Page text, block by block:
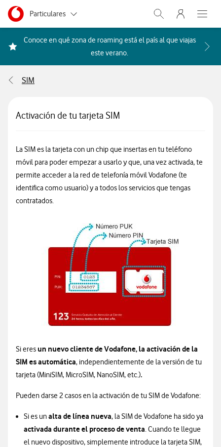
Ir a la pagina principal de vodafone.es
Menu navegación Segmento
Particulares
Autónomos
Grandes empresas
Abrir buscador.
Menu
Abre
Conoce en qué zona de roaming está el país al que viajas
este verano. Acceder a la FAQ Qué
SIM
Activación de tu tarjeta SIM
La SIM es la tarjeta con un chip que insertas en tu teléfono
móvil para poder empezar a usarlo y que, una vez activada, te
permite acceder a la red de telefonía móvil Vodafone (te
identifica como usuario) y a todos los servicios que tengas
contratados.
Si eres un nuevo cliente de Vodafone, la activación de la
SIM es automática, independientemente de la versión de tu
tarjeta (MiniSIM, MicroSIM, NanoSIM, etc.).
Pueden darse 2 casos en la activación de tu SIM de Vodafone:
Si es unalta de línea nueva, la SIM de Vodafone ha sido ya
activada durante el proceso de venta. Cuando te llegue
el nuevo dispositivo, simplemente introduce la tarjeta SIM,